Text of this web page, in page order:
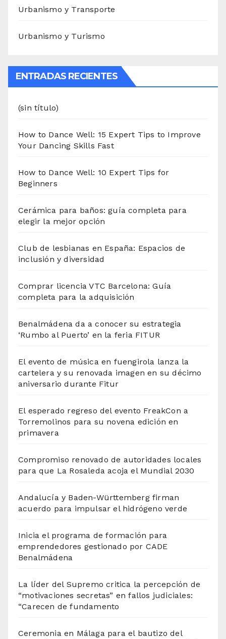
Urbanismo y Transporte
Urbanismo y Turismo
ENTRADAS RECIENTES
(sin título)
How to Dance Well: 15 Expert Tips to Improve
Your Dancing Skills Fast
How to Dance Well: 10 Expert Tips for
Beginners
Cerámica para baños: guía completa para
elegir la mejor opción
Club de lesbianas en España: Espacios de
inclusión y diversidad
Comprar licencia VTC Barcelona: Guía
completa para la adquisición
Benalmádena da a conocer su estrategia
‘Rumbo al Puerto’ en la feria FITUR
El evento de música en fuengirola lanza la
cartelera y su renovada imagen en su décimo
aniversario durante Fitur
El esperado regreso del evento FreakCon a
Torremolinos para su novena edición en
primavera
Compromiso renovado de autoridades locales
para que La Rosaleda acoja el Mundial 2030
Andalucía y Baden-Württemberg firman
acuerdo para impulsar el hidrógeno verde
Inicia el programa de formación para
emprendedores gestionado por CADE
Benalmádena
La líder del Supremo critica la percepción de
“motivaciones secretas” en fallos judiciales:
“Carecen de fundamento
Ceremonia en Málaga para el bautizo del